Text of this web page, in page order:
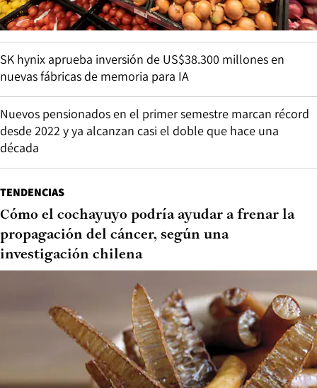
SK hynix aprueba inversión de US$38.300 millones en
nuevas fábricas de memoria para IA
Nuevos pensionados en el primer semestre marcan récord
desde 2022 y ya alcanzan casi el doble que hace una
década
TENDENCIAS
Cómo el cochayuyo podría ayudar a frenar la
propagación del cáncer, según una
investigación chilena